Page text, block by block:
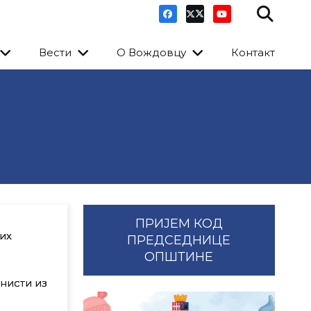
Вести О Вождовцу Контакт
из
ПРИЈЕМ КОД
ПРЕДСЕДНИЦЕ
ОПШТИНЕ